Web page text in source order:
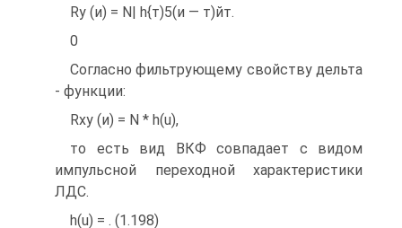
Ry (и) = N| h{т)5(и — т)йт.
0
Согласно фильтрующему свойству дельта
- функции:
Rxy (и) = N * h(u),
то есть вид ВКФ совпадает с видом
импульсной переходной характеристики
ЛДС.
h(u) = . (1.198)